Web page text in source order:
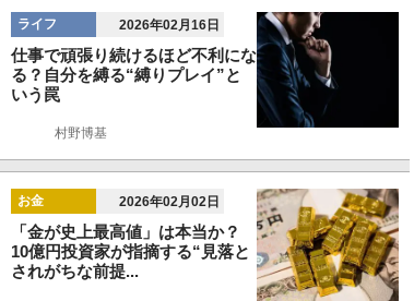
ライフ 2026年02月16日
仕事で頑張り続けるほど不利にな
る？自分を縛る“縛りプレイ”と
いう罠
村野博基
お金 2026年02月02日
「金が史上最高値」は本当か？
10億円投資家が指摘する“見落と
されがちな前提...